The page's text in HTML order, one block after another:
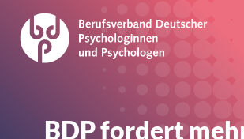
BDP fordert